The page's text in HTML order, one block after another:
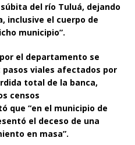
del río Tuluá, dejando
inclusive el cuerpo de
municipio”.
el departamento se
viales afectados por
total de la banca,
censos
que “en el municipio de
el deceso de una
en masa”.